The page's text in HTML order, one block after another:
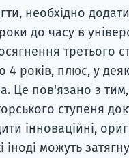
необхідно
до часу в
третього
4 років, плюс, у
Це пов'язано з
ступеня
інноваційні,
іноді можуть